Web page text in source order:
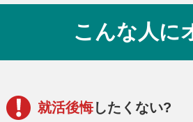
こんな人に
就活後悔したくない?